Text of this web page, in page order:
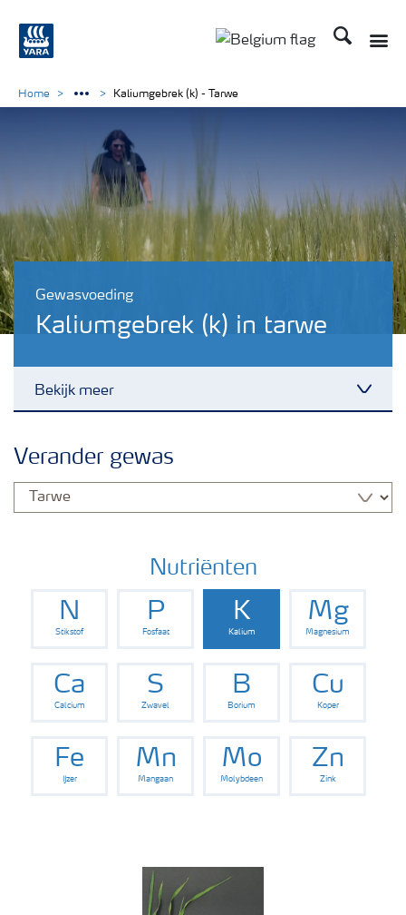
Zoek op
Gewasvoeding
Kaliumgebrek (k) in tarwe
Bekijk meer
Gewassen
Toolbox
Grow the future
Home Kaliumgebrek (k) - Tarwe
Verander gewas
Nutriënten
N
Stikstof
P
Fosfaat
K
Kalium
Mg
Magnesium
Ca
Calcium
S
Zwavel
B
Borium
Cu
Koper
Fe
IJzer
Mn
Mangaan
Mo
Molybdeen
Zn
Zink